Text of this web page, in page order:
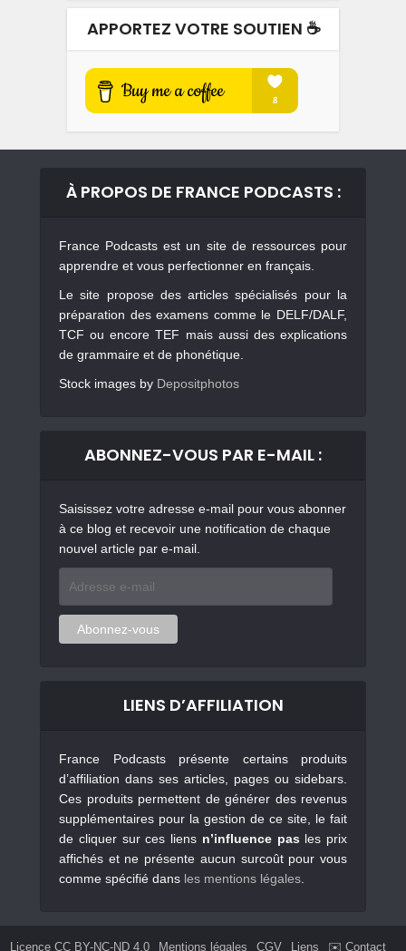
APPORTEZ VOTRE SOUTIEN ☕️
À PROPOS DE FRANCE PODCASTS :
France Podcasts est un site de ressources pour
apprendre et vous perfectionner en français.
Le site propose des articles spécialisés pour la
préparation des examens comme le DELF/DALF,
TCF ou encore TEF mais aussi des explications
de grammaire et de phonétique.
Stock images by Depositphotos
ABONNEZ-VOUS PAR E-MAIL :
Saisissez votre adresse e-mail pour vous abonner
à ce blog et recevoir une notification de chaque
nouvel article par e-mail.
mail
Abonnez-vous
LIENS D’AFFILIATION
France Podcasts présente certains produits
d’affiliation dans ses articles, pages ou sidebars.
Ces produits permettent de générer des revenus
supplémentaires pour la gestion de ce site, le fait
de cliquer sur ces liens n’influence pas les prix
affichés et ne présente aucun surcoût pour vous
comme spécifié dans les mentions légales
Licence CC BY-NC-ND 4.0 Mentions légales CGV Liens ✉️ Contact